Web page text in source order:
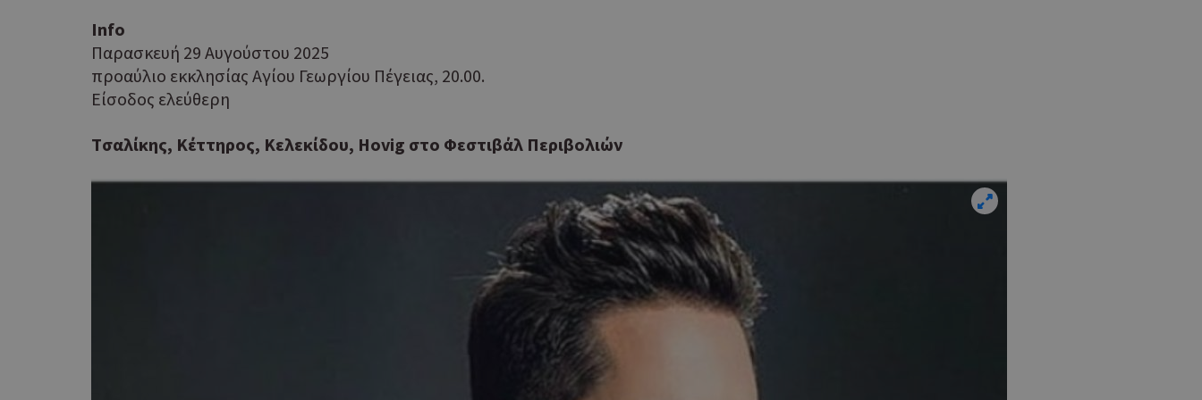
Info
Παρασκευή 29 Αυγούστου 2025
προαύλιο εκκλησίας Αγίου Γεωργίου Πέγειας, 20.00.
Eίσοδος ελεύθερη
Tσαλίκης, Κέττηρος, Κελεκίδου, Ηovig στο Φεστιβάλ Περιβολιώνσυγκεκριμένος για τον ιστότοπο, αλλά ένα καλό
σύνδεσης για έναν χρήστη μεταξύ σελίδων.
1 μέρα
Χρησιμοποιείται για σκοπούς Capping δηλαδή να
εμφανίζει μόνο μια φορά την ημέρα στον χρήστη
διάφορες διαφημιστικές ενέργειες όπως είναι το
take over banner και τα push up και push down
banners.
29 λεπτά 53
δευτερόλεπτα
Αυτό το cookie χρησιμοποιείται για τη διάκριση
μεταξύ ανθρώπων και ρομπότ. Αυτό είναι
επωφελές για τον ιστότοπο, προκειμένου να
κάνει έγκυρες αναφορές σχετικά με τη χρήση του